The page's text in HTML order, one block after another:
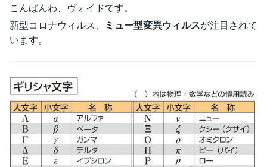
こんばんわ、ヴォイドです。
新型コロナウィルス、
ミュー型変異ウィルスが注目されて
います。